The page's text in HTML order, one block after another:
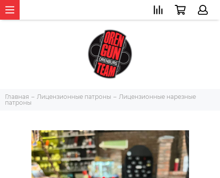
Главная Лицензионные патроны
Лицензионные нарезные
патроны